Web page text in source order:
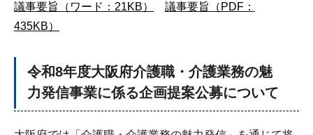
議事要旨（ワード：21KB）
議事要旨（PDF：
435KB）
令和8年度大阪府介護職・介護業務の魅
力発信事業に係る企画提案公募について